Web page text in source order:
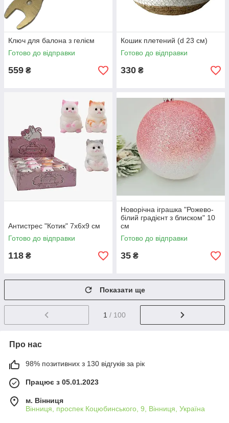
Ключ для балона з гелієм
Готово до відправки
559 ₴
Кошик плетений (d 23 см)
Готово до відправки
330 ₴
Антистрес "Котик" 7х6х9 см
Готово до відправки
118 ₴
Новорічна іграшка "Рожево-
білий градієнт з блиском" 10
см
Готово до відправки
35 ₴
Показати ще
1 / 100
Про нас
98% позитивних з 130 відгуків за рік
Працює з 05.01.2023
м. Вінниця
Вінниця, проспек Коцюбинського, 9, Вінниця, Україна